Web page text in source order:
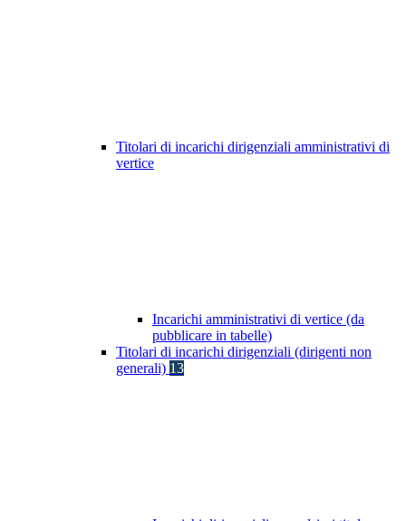
Titolari di incarichi dirigenziali amministrativi di
vertice
Incarichi amministrativi di vertice (da
pubblicare in tabelle)
Titolari di incarichi dirigenziali (dirigenti non
generali) 13